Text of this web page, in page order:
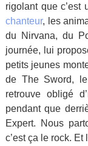
rigolant que
chanteur, les
du Nirvana, du
journée, lui
petits jeunes
de The Sword,
retrouve obligé
pendant que
Expert. Nous
c’est ça le rock. Et